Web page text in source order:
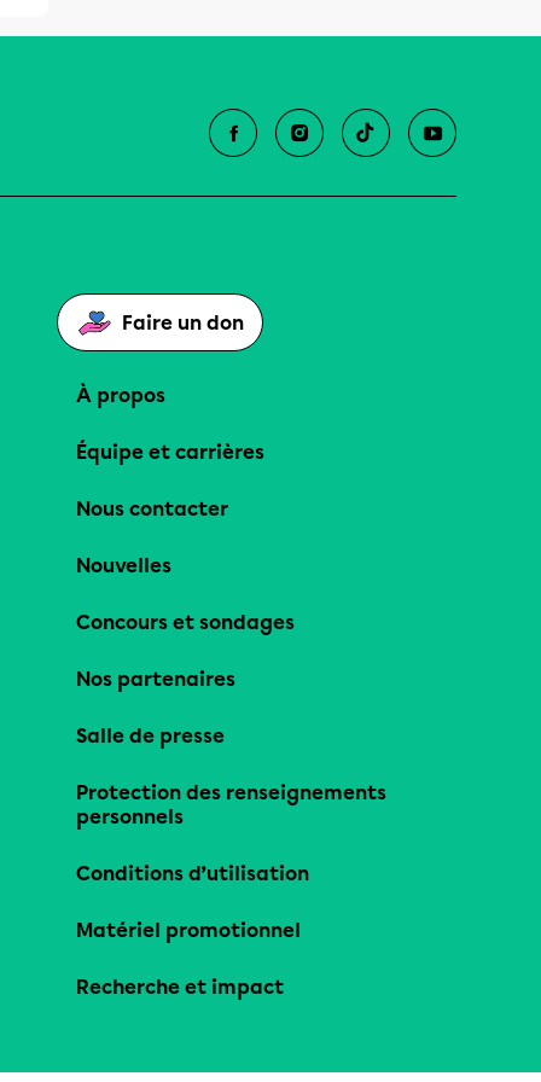
Faire un don
À propos
Équipe et carrières
Nous contacter
Nouvelles
Concours et sondages
Nos partenaires
Salle de presse
Protection des renseignements
personnels
Conditions d’utilisation
Matériel promotionnel
Recherche et impact